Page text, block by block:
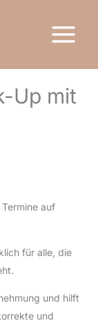
Up mit
auf
für alle, die
und hilft
und